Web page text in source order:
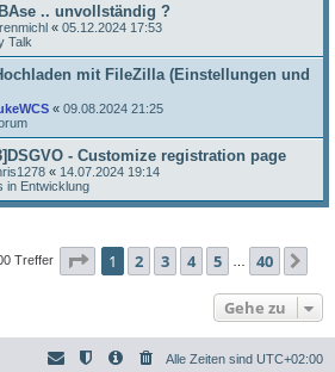
.. unvollständig ?
« 05.12.2024 17:53
Talk
mit FileZilla (Einstellungen und
« 09.08.2024 21:25
- Customize registration page
« 14.07.2024 19:14
in Entwicklung
Treffer Seite 1von 40
1 2 3 4 5 40
Gehe zu
Alle Zeiten sind UTC+02:00